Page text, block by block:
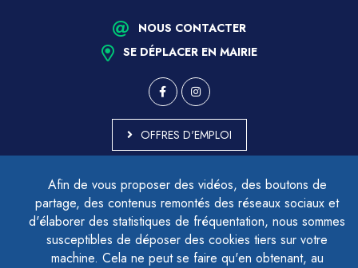
Afin de vous proposer des vidéos, des boutons de
partage, des contenus remontés des réseaux sociaux et
d'élaborer des statistiques de fréquentation, nous sommes
susceptibles de déposer des cookies tiers sur votre
machine. Cela ne peut se faire qu'en obtenant, au
NOUS CONTACTER
SE DÉPLACER EN MAIRIE
OFFRES D'EMPLOI
ACCESSIBILITÉ - PARTIELLEMENT CONFORME
PLAN DU SITE
MENTIONS LÉGALES
CONTACTER LE DÉLÉGUÉ À LA PROTECTION DES DONNÉES
GESTION DES COOKIES